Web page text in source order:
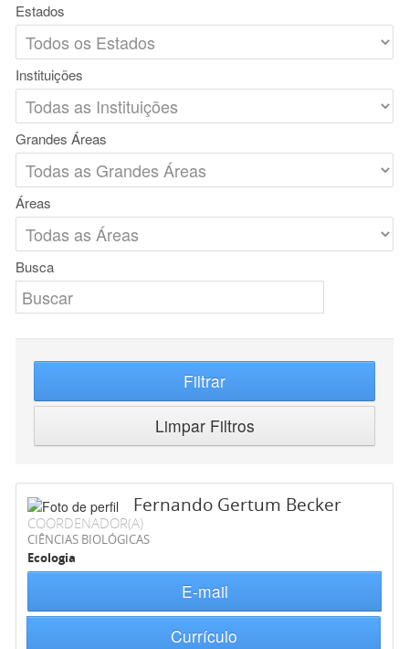
Estados
Instituições
Grandes Áreas
Áreas
Busca
Filtrar
Limpar Filtros
Fernando Gertum Becker
COORDENADOR(A)
CIÊNCIAS BIOLÓGICAS
Ecologia
E-mail
Currículo